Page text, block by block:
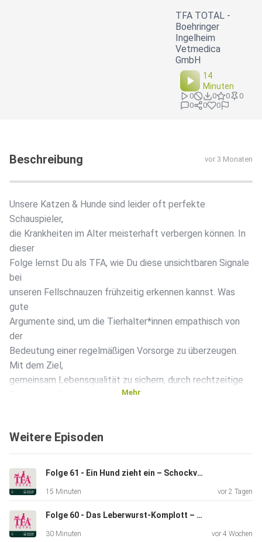
TFA TOTAL -
Boehringer
Ingelheim
Vetmedica
GmbH
14
Minuten
0 0 0
0
0
0 0
Beschreibung vor 3 Monaten
Unsere Katzen & Hunde sind leider oft perfekte
Schauspieler,
die Krankheiten im Alter meisterhaft verbergen können. In
dieser
Folge lernst Du als TFA, wie Du diese unsichtbaren Signale
bei
unseren Fellschnauzen frühzeitig erkennen kannst. Was
gute
Argumente sind, um die Tierhalter*innen empathisch von
der
Bedeutung einer regelmäßigen Vorsorge zu überzeugen.
Mit dem Ziel,
gemeinsam Lebensqualität zu sichern, durch rechtzeitige
Mehr
Weitere Episoden
Folge 61 - Ein Hund zieht ein – Schockverliebt und doch bitte Augen auf!
15 Minuten vor 2 Tagen
Folge 60 - Das Leberwurst-Komplott – wie echte Adhärenz in der Tierarztpraxis aussieht!
30 Minuten vor 4 Wochen